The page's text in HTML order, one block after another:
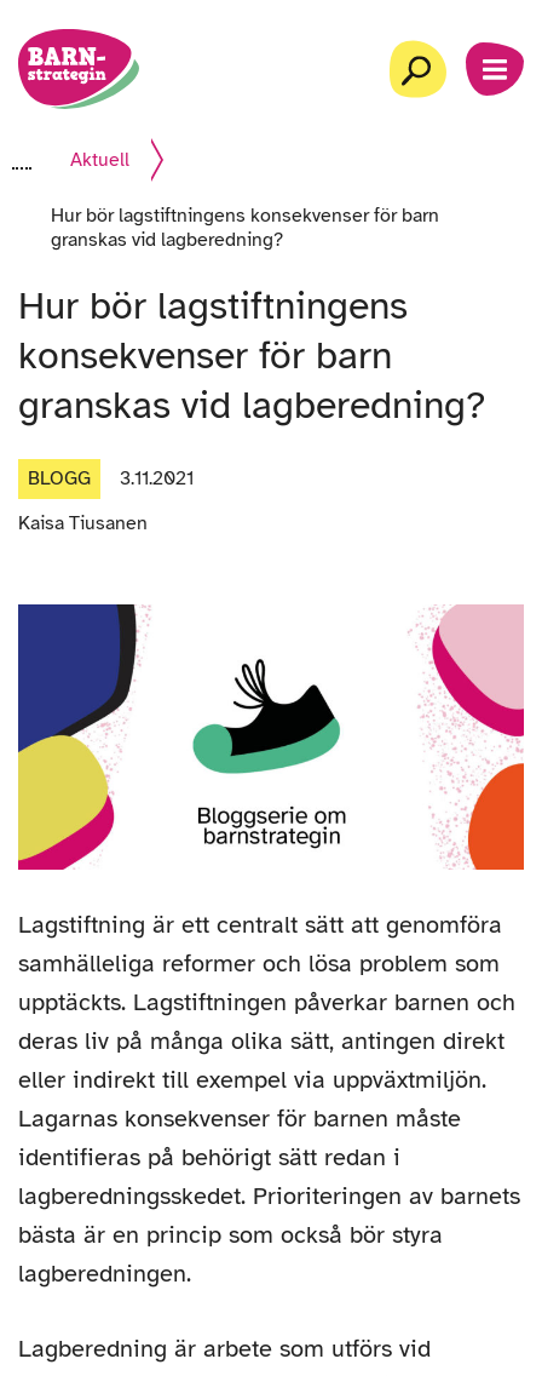
till
innehåll
Startsida
Sök
Aktuell
Hur bör lagstiftningens konsekvenser för barn
granskas vid lagberedning?
Hur bör lagstiftningens
konsekvenser för barn
granskas vid lagberedning?
BLOGG
3.11.2021
Artikelns
Kaisa Tiusanen
Lagstiftning är ett centralt sätt att genomföra
samhälleliga reformer och lösa problem som
upptäckts. Lagstiftningen påverkar barnen och
deras liv på många olika sätt, antingen direkt
eller indirekt till exempel via uppväxtmiljön.
Lagarnas konsekvenser för barnen måste
identifieras på behörigt sätt redan i
lagberedningsskedet. Prioriteringen av barnets
bästa är en princip som också bör styra
lagberedningen.
Lagberedning är arbete som utförs vid